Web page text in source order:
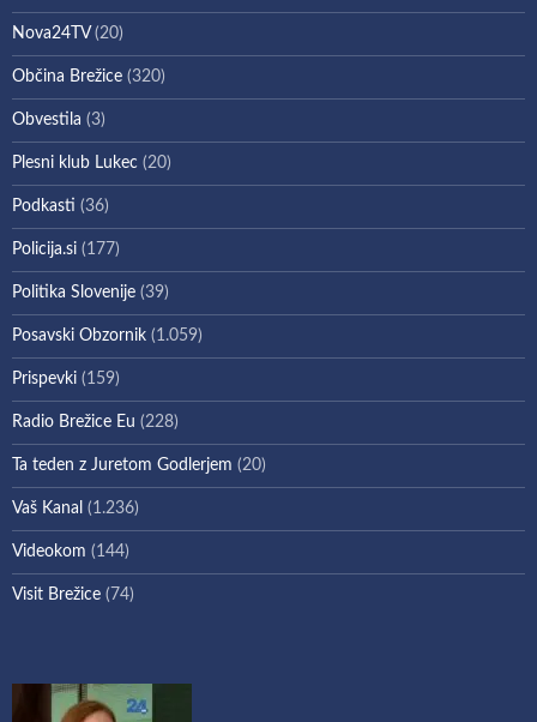
Nova24TV(20)
Občina Brežice (320)
Obvestila (3)
Plesni klub Lukec (20)
Podkasti (36)
Policija.si (177)
Politika Slovenije (39)
Posavski Obzornik (1.059)
Prispevki (159)
Radio Brežice Eu (228)
Ta teden z Juretom Godlerjem (20)
Vaš Kanal (1.236)
Videokom (144)
Visit Brežice (74)